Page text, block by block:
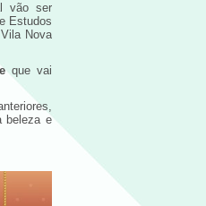
vão ser
Estudos
Nova
que vai
beleza e